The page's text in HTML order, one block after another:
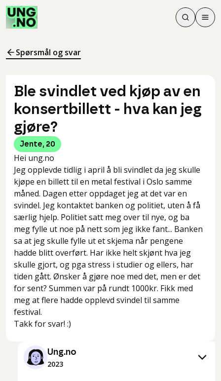
Søk
Søk
Meny
Spørsmål og svar
Ble svindlet ved kjøp av en
konsertbillett - hva kan jeg
gjøre?
Jente, 20
Hei ung.no
Jeg opplevde tidlig i april å bli svindlet da jeg skulle
kjøpe en billett til en metal festival i Oslo samme
måned. Dagen etter oppdaget jeg at det var en
svindel. Jeg kontaktet banken og politiet, uten å få
særlig hjelp. Politiet satt meg over til nye, og ba
meg fylle ut noe på nett som jeg ikke fant... Banken
sa at jeg skulle fylle ut et skjema når pengene
hadde blitt overført. Har ikke helt skjønt hva jeg
skulle gjort, og pga stress i studier og ellers, har
tiden gått. Ønsker å gjøre noe med det, men er det
for sent? Summen var på rundt 1000kr. Fikk med
meg at flere hadde opplevd svindel til samme
festival.
Takk for svar! :)
Ung.no
2023